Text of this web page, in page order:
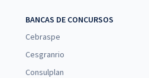
BANCAS DE CONCURSOS
Cebraspe
Cesgranrio
Consulplan